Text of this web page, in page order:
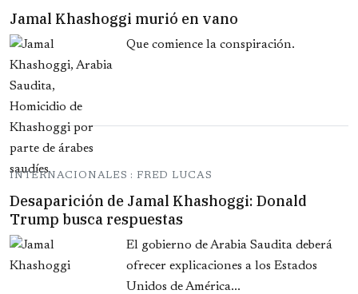
Jamal Khashoggi murió en vano
Que comience la conspiración.
INTERNACIONALES : FRED LUCAS
Desaparición de Jamal Khashoggi: Donald
Trump busca respuestas
El gobierno de Arabia Saudita deberá
ofrecer explicaciones a los Estados
Unidos de América...